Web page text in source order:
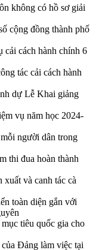
không có hồ sơ giải
cộng đồng thành phố
cách hành chính 6
tác cải cách hành
dự Lễ Khai giảng
vụ năm học 2024-
người dân trong
thi đua hoàn thành
xuất và canh tác cà
toàn diện gắn với
tiêu quốc gia cho
Đảng làm việc tại